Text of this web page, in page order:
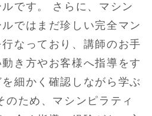
です。 さらに、マシン
ではまだ珍しい完全マン
なっており、講師のお手
き方やお客様へ指導をす
細かく確認しながら学ぶ
のため、マシンピラティ